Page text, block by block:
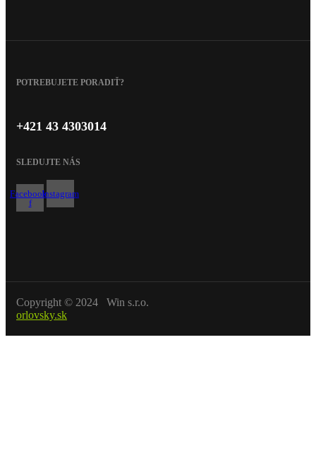
POTREBUJETE PORADIŤ?
+421 43 4303014
SLEDUJTE NÁS
Facebook-
f
Instagram
Copyright © 2024 Win s.r.o.
orlovsky.sk